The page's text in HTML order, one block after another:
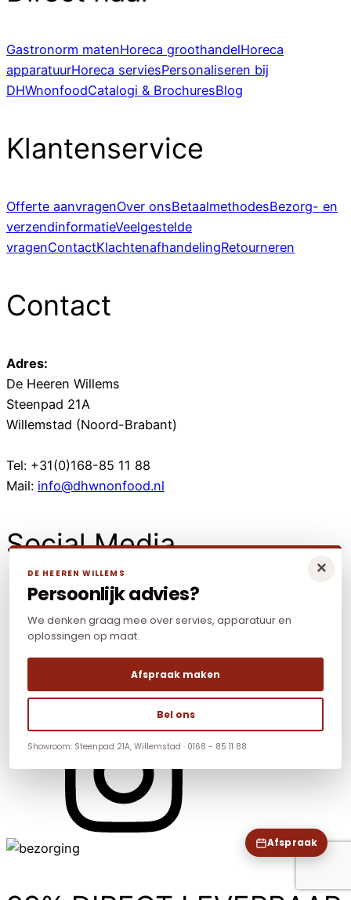
Gastronorm matenHoreca groothandelHoreca
apparatuurHoreca serviesPersonaliseren bij
DHWnonfoodCatalogi & BrochuresBlog
Klantenservice
Offerte aanvragenOver onsBetaalmethodesBezorg- en
verzendinformatieVeelgestelde
vragenContactKlachtenafhandelingRetourneren
Contact
Adres:
De Heeren Willems
Steenpad 21A
Willemstad (Noord-Brabant)
Tel: +31(0)168-85 11 88
Mail: info@dhwnonfood.nl
Social Media
Afspraak
×
DE HEEREN WILLEMS
Persoonlijk advies?
We denken graag mee over servies, apparatuur en
oplossingen op maat.
Afspraak maken
Bel ons
Showroom: Steenpad 21A, Willemstad · 0168 - 85 11 88